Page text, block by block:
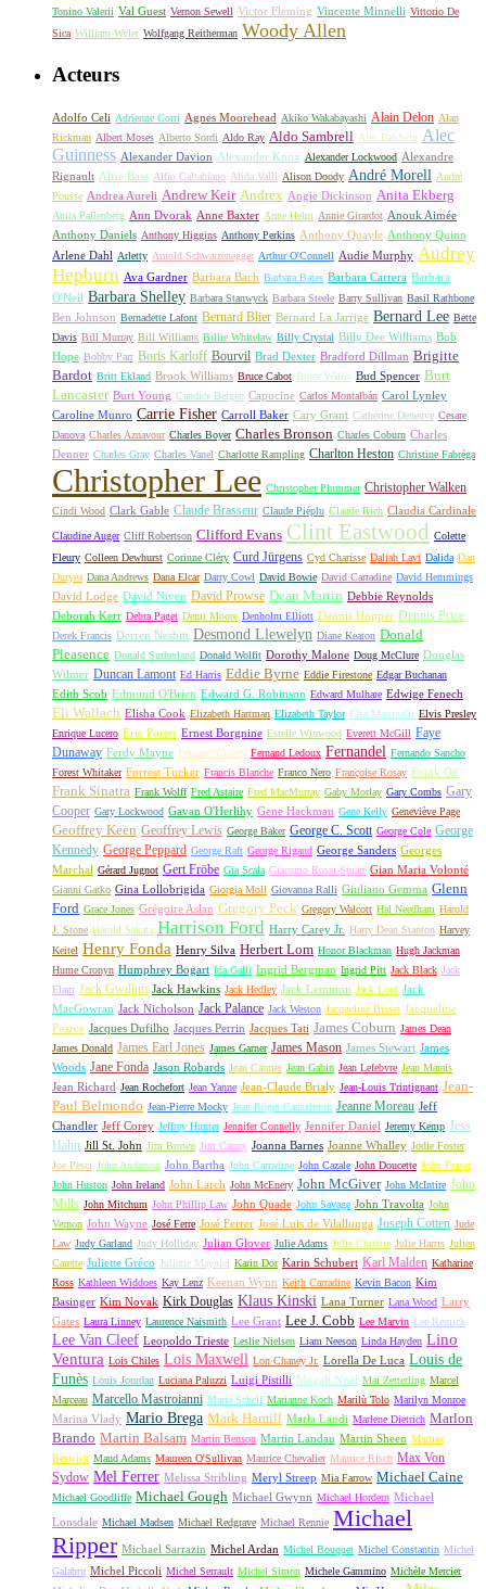
Tonino Valerii Val Guest Vernon Sewell Victor Fleming Vincente Minnelli Vittorio De
Sica William Wyler Wolfgang Reitherman Woody Allen
Acteurs
Adolfo Celi Adrienne Corri Agnes Moorehead Akiko Wakabayashi Alain Delon Alan
Rickman Albert Moses Alberto Sordi Aldo Ray Aldo Sambrell Alec Baldwin Alec
Guinness Alexander Davion Alexander Knox Alexander Lockwood Alexandre
Rignault Alfie Bass Alfio Caltabiano Alida Valli Alison Doody André Morell André
Pousse Andrea Aureli Andrew Keir Andrex Angie Dickinson Anita Ekberg
Anita Pallenberg Ann Dvorak Anne Baxter Anne Helm Annie Girardot Anouk Aimée
Anthony Daniels Anthony Higgins Anthony Perkins Anthony Quayle Anthony Quinn
Arlene Dahl Arletty Arnold Schwarzenegger Arthur O'Connell Audie Murphy Audrey
Hepburn Ava Gardner Barbara Bach Barbara Bates Barbara Carrera Barbara
O'Neil Barbara Shelley Barbara Stanwyck Barbara Steele Barry Sullivan Basil Rathbone
Ben Johnson Bernadette Lafont Bernard Blier Bernard La Jarrige Bernard Lee Bette
Davis Bill Murray Bill Williams Billie Whitelaw Billy Crystal Billy Dee Williams Bob
Hope Bobby Parr Boris Karloff Bourvil Brad Dexter Bradford Dillman Brigitte
Bardot Britt Ekland Brook Williams Bruce Cabot Bruce Willis Bud Spencer Burt
Lancaster Burt Young Candice Bergen Capucine Carlos Montalbán Carol Lynley
Caroline Munro Carrie Fisher Carroll Baker Cary Grant Catherine Deneuve Cesare
Danova Charles Aznavour Charles Boyer Charles Bronson Charles Coburn Charles
Denner Charles Gray Charles Vanel Charlotte Rampling Charlton Heston Christine Fabréga
Christopher Lee Christopher Plummer Christopher Walken
Cindi Wood Clark Gable Claude Brasseur Claude Piéplu Claude Rich Claudia Cardinale
Claudine Auger Cliff Robertson Clifford Evans Clint Eastwood Colette
Fleury Colleen Dewhurst Corinne Cléry Curd Jürgens Cyd Charisse Daliah Lavi Dalida Dan
Duryea Dana Andrews Dana Elcar Darry Cowl David Bowie David Carradine David Hemmings
David Lodge David Niven David Prowse Dean Martin Debbie Reynolds
Deborah Kerr Debra Paget Demi Moore Denholm Elliott Dennis Hopper Dennis Price
Derek Francis Derren Nesbitt Desmond Llewelyn Diane Keaton Donald
Pleasence Donald Sutherland Donald Wolfit Dorothy Malone Doug McClure Douglas
Wilmer Duncan Lamont Ed Harris Eddie Byrne Eddie Firestone Edgar Buchanan
Edith Scob Edmond O'Brien Edward G. Robinson Edward Mulhare Edwige Fenech
Eli Wallach Elisha Cook Elizabeth Hartman Elizabeth Taylor Elsa Martinelli Elvis Presley
Enrique Lucero Eric Porter Ernest Borgnine Estelle Winwood Everett McGill Faye
Dunaway Ferdy Mayne Fernand Gravey Fernand Ledoux Fernandel Fernando Sancho
Forest Whitaker Forrest Tucker Francis Blanche Franco Nero Françoise Rosay Frank Oz
Frank Sinatra Frank Wolff Fred Astaire Fred MacMurray Gaby Morlay Gary Combs Gary
Cooper Gary Lockwood Gavan O'Herlihy Gene Hackman Gene Kelly Geneviève Page
Geoffrey Keen Geoffrey Lewis George Baker George C. Scott George Cole George
Kennedy George Peppard George Raft George Rigaud George Sanders Georges
Marchal Gérard Jugnot Gert Fröbe Gia Scala Giacomo Rossi-Stuart Gian Maria Volonté
Gianni Garko Gina Lollobrigida Giorgia Moll Giovanna Ralli Giuliano Gemma Glenn
Ford Grace Jones Grégoire Aslan Gregory Peck Gregory Walcott Hal Needham Harold
J. Stone Harold Sakata Harrison Ford Harry Carey Jr. Harry Dean Stanton Harvey
Keitel Henry Fonda Henry Silva Herbert Lom Honor Blackman Hugh Jackman
Hume Cronyn Humphrey Bogart Ida Galli Ingrid Bergman Ingrid Pitt Jack Black Jack
Elam Jack Gwillim Jack Hawkins Jack Hedley Jack Lemmon Jack Lord Jack
MacGowran Jack Nicholson Jack Palance Jack Weston Jacqueline Bisset Jacqueline
Pearce Jacques Dufilho Jacques Perrin Jacques Tati James Coburn James Dean
James Donald James Earl Jones James Garner James Mason James Stewart James
Woods Jane Fonda Jason Robards Jean Carmet Jean Gabin Jean Lefebvre Jean Marais
Jean Richard Jean Rochefort Jean Yanne Jean-Claude Brialy Jean-Louis Trintignant Jean-
Paul Belmondo Jean-Pierre Mocky Jean-Roger Caussimon Jeanne Moreau Jeff
Chandler Jeff Corey Jeffrey Hunter Jennifer Connelly Jennifer Daniel Jeremy Kemp Jess
Hahn Jill St. John Jim Brown Jim Carrey Joanna Barnes Joanne Whalley Jodie Foster
Joe Pesci John Anderson John Bartha John Carradine John Cazale John Doucette John Fraser
John Huston John Ireland John Larch John McEnery John McGiver John McIntire John
Mills John Mitchum John Phillip Law John Quade John Savage John Travolta John
Vernon John Wayne José Ferre José Ferrer José Luis de Vilallonga Joseph Cotten Jude
Law Judy Garland Judy Holliday Julian Glover Julie Adams Julie Christie Julie Harris Julien
Carette Juliette Gréco Juliette Mayniel Karin Dor Karin Schubert Karl Malden Katharine
Ross Kathleen Widdoes Kay Lenz Keenan Wynn Keith Carradine Kevin Bacon Kim
Basinger Kim Novak Kirk Douglas Klaus Kinski Lana Turner Lana Wood Larry
Gates Laura Linney Laurence Naismith Lee Grant Lee J. Cobb Lee Marvin Lee Remick
Lee Van Cleef Leopoldo Trieste Leslie Nielsen Liam Neeson Linda Hayden Lino
Ventura Lois Chiles Lois Maxwell Lon Chaney Jr. Lorella De Luca Louis de
Funès Louis Jourdan Luciana Paluzzi Luigi Pistilli Magali Noël Mai Zetterling Marcel
Marceau Marcello Mastroianni Maria Schell Marianne Koch Marilù Tolo Marilyn Monroe
Marina Vlady Mario Brega Mark Hamill Marla Landi Marlene Dietrich Marlon
Brando Martin Balsam Martin Benson Martin Landau Martin Sheen Martine
Beswick Maud Adams Maureen O'Sullivan Maurice Chevalier Maurice Risch Max Von
Sydow Mel Ferrer Melissa Stribling Meryl Streep Mia Farrow Michael Caine
Michael Goodliffe Michael Gough Michael Gwynn Michael Hordern Michael
Lonsdale Michael Madsen Michael Redgrave Michael Rennie Michael
Ripper Michael Sarrazin Michel Ardan Michel Bouquet Michel Constantin Michel
Galabru Michel Piccoli Michel Serrault Michel Simon Michele Gammino Michèle Mercier